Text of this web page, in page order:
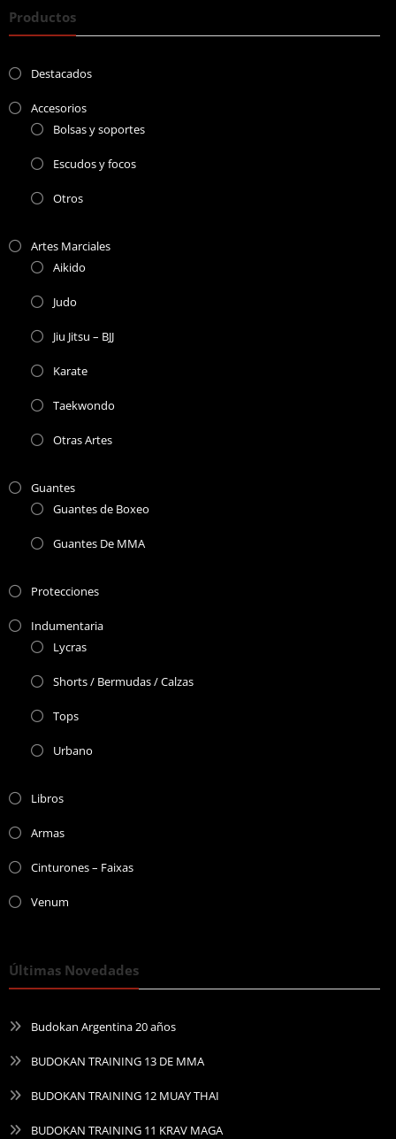
Productos
Destacados
Accesorios
Bolsas y soportes
Escudos y focos
Otros
Artes Marciales
Aikido
Judo
Jiu Jitsu – BJJ
Karate
Taekwondo
Otras Artes
Guantes
Guantes de Boxeo
Guantes De MMA
Protecciones
Indumentaria
Lycras
Shorts / Bermudas / Calzas
Tops
Urbano
Libros
Armas
Cinturones – Faixas
Venum
Últimas Novedades
Budokan Argentina 20 años
BUDOKAN TRAINING 13 DE MMA
BUDOKAN TRAINING 12 MUAY THAI
BUDOKAN TRAINING 11 KRAV MAGA